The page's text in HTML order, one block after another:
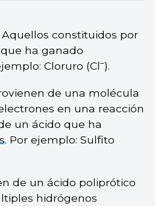
Aquellos constituidos por
ha ganado
Cloruro (Cl–).
de una molécula
en una reacción
un ácido que ha
. Por ejemplo: Sulfito
de un ácido poliprótico
hidrógenos